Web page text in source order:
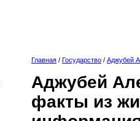
Главная / Государство / Аджубей
Аджубей
факты из